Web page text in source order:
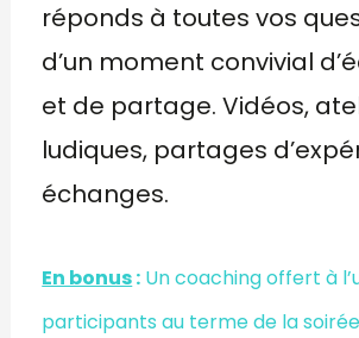
réponds à toutes vos
d’un moment convivial
et de partage. Vidéos,
ludiques, partages
échanges.
En bonus: Un coaching offert à
participants au terme de la